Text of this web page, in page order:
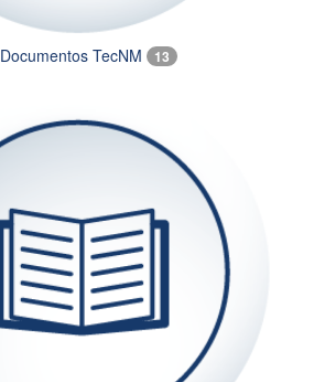
Documentos TecNM 13